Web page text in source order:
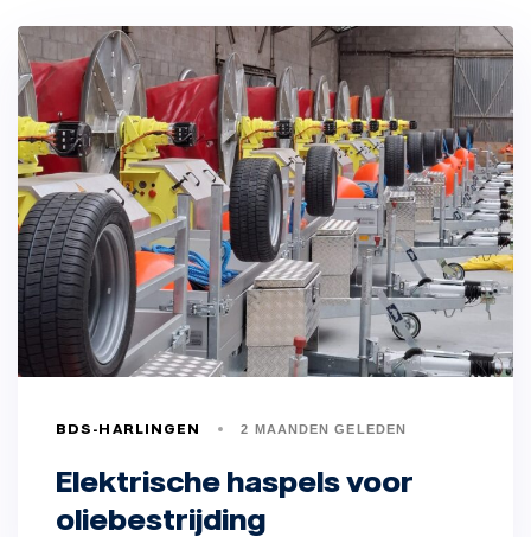
BDS-HARLINGEN 2 MAANDEN GELEDEN
Elektrische haspels voor
oliebestrijding